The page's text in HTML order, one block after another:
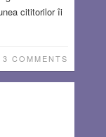
cititorilor îi
COMMENTS